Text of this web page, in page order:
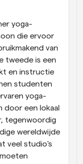
yoga-
die ervoor
van
tweede is een
en instructie
studenten
yoga-
door een lokaal
tegenwoordig
wereldwijde
veel studio's